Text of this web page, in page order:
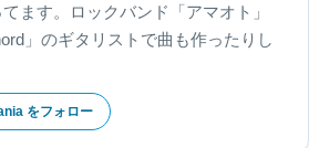
ます。ロックバンド「アマオト」
」のギタリストで曲も作ったりし
をフォロー